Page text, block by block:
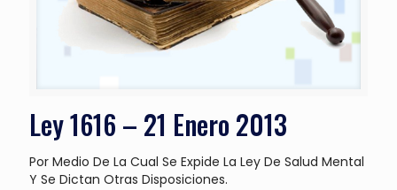
Ley 1616 – 21 Enero 2013
Por Medio De La Cual Se Expide La Ley De Salud Mental
Y Se Dictan Otras Disposiciones.